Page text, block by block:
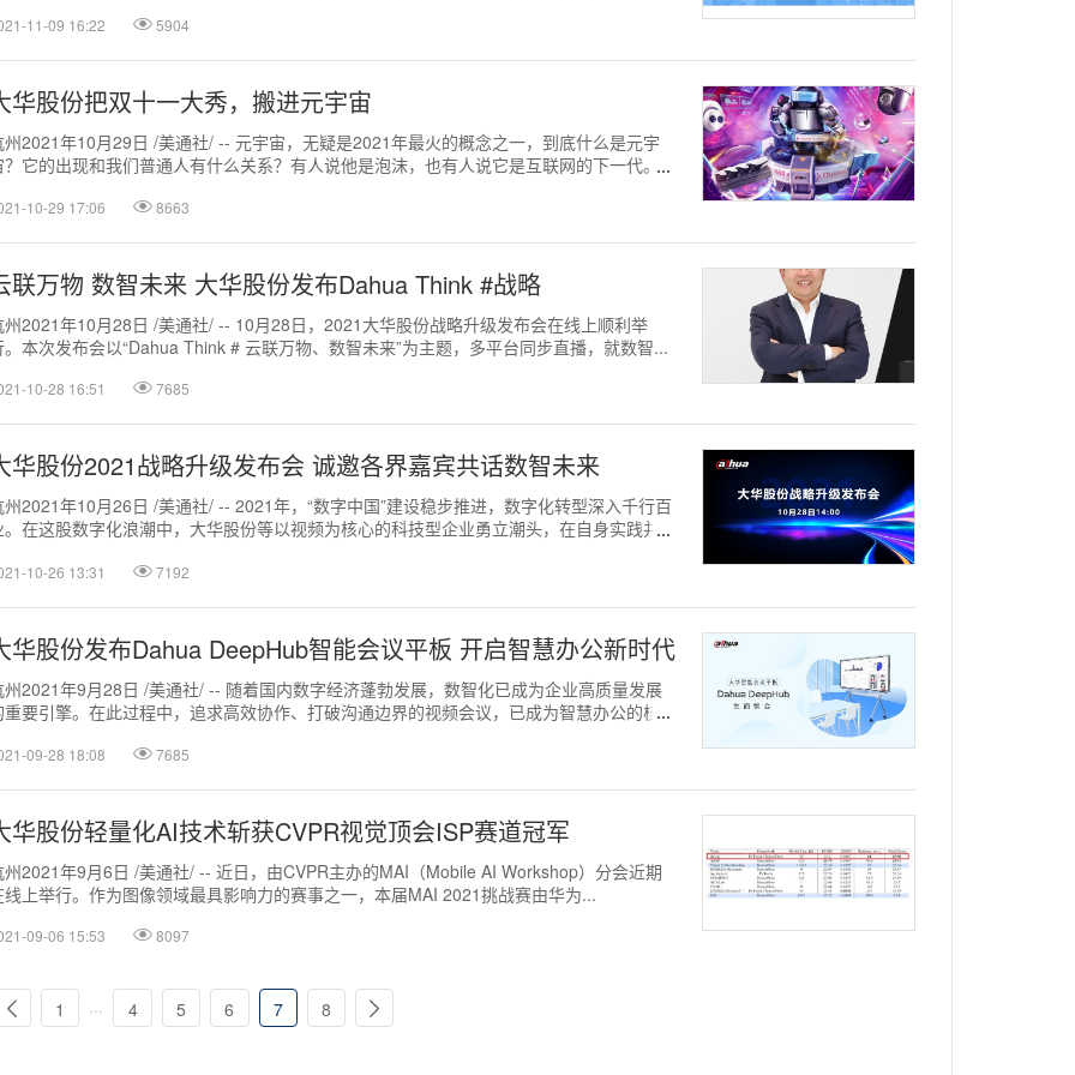
11-09 16:22 5904
华股份把双十一大秀，搬进元宇宙
州2021年10月29日 /美通社/ -- 元宇宙，无疑是2021年最火的概念之一，到底什么是元宇
？它的出现和我们普通人有什么关系？有人说他是泡沫，也有人说它是互联网的下一代。
10-29 17:06 8663
联万物 数智未来 大华股份发布Dahua Think #战略
州2021年10月28日 /美通社/ -- 10月28日，2021大华股份战略升级发布会在线上顺利举
。本次发布会以“Dahua Think # 云联万物、数智未来”为主题，多平台同步直播，就数智...
10-28 16:51 7685
华股份2021战略升级发布会 诚邀各界嘉宾共话数智未来
州2021年10月26日 /美通社/ -- 2021年，“数字中国”建设稳步推进，数字化转型深入千行百
。在这股数字化浪潮中，大华股份等以视频为核心的科技型企业勇立潮头，在自身实践并完
10-26 13:31 7192
华股份发布Dahua DeepHub智能会议平板 开启智慧办公新时代
州2021年9月28日 /美通社/ -- 随着国内数字经济蓬勃发展，数智化已成为企业高质量发展
重要引擎。在此过程中，追求高效协作、打破沟通边界的视频会议，已成为智慧办公的核心
09-28 18:08 7685
华股份轻量化AI技术斩获CVPR视觉顶会ISP赛道冠军
州2021年9月6日 /美通社/ -- 近日，由CVPR主办的MAI（Mobile AI Workshop）分会近期
线上举行。作为图像领域最具影响力的赛事之一，本届MAI 2021挑战赛由华为...
09-06 15:53 8097
1 4 5 6 7 8